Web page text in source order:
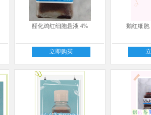
醛化鸡红细胞悬液 4%
立即购买
鹅红细胞